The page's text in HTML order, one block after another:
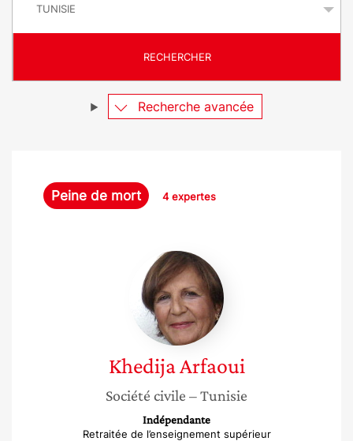
ê
e
RECHERCHER
Recherche avancée
Peine de mort 4 expertes
Khedija
Arfaoui
KhedijaArfaoui
Société civile – Tunisie
Indépendante
Retraitée de l’enseignement supérieur